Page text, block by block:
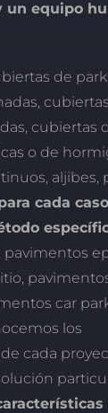
un equipo
de
cubiertas
o de
aljibes,
cada caso
car
los
cada